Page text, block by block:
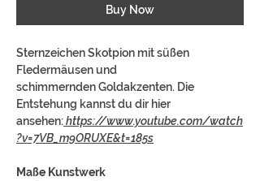
Buy Now
Sternzeichen Skotpion mit süßen
Fledermäusen und
schimmernden Goldakzenten. Die
Entstehung kannst du dir hier
ansehen:https://www.youtube.com/watch
?v=7VB_m9ORUXE&t=185s
Maße Kunstwerk